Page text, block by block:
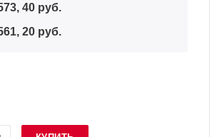
40 руб.
20 руб.